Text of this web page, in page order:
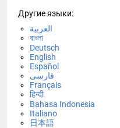
Другие языки:
العربية
বাংলা
Deutsch
English
Español
فارسی
Français
हिन्दी
Bahasa Indonesia
Italiano
日本語